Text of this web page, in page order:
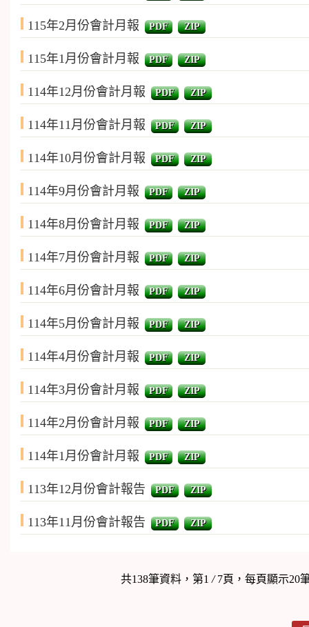
115年2月份會計月報 PDF ZIP
115年1月份會計月報 PDF ZIP
114年12月份會計月報 PDF ZIP
114年11月份會計月報 PDF ZIP
114年10月份會計月報 PDF ZIP
114年9月份會計月報 PDF ZIP
114年8月份會計月報 PDF ZIP
114年7月份會計月報 PDF ZIP
114年6月份會計月報 PDF ZIP
114年5月份會計月報 PDF ZIP
114年4月份會計月報 PDF ZIP
114年3月份會計月報 PDF ZIP
114年2月份會計月報 PDF ZIP
114年1月份會計月報 PDF ZIP
113年12月份會計報告 PDF ZIP
113年11月份會計報告 PDF ZIP
共138筆資料，第1 /7頁，每頁顯示20